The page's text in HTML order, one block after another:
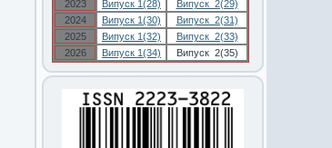
2023
Випуск 1(28)
Випуск 2(29)
2024
Випуск 1(30)
Випуск 2(31)
2025
Випуск 1(32)
Випуск 2(33)
2026
Випуск 1(34) Випуск 2(35)